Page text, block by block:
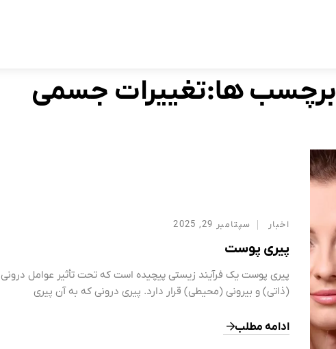
برچسب ها:تغییرات جسمی
اخبار سپتامبر 29, 2025
پیری پوست
پیری پوست یک فرآیند زیستی پیچیده است که تحت تأثیر عوامل درونی
(ذاتی) و بیرونی (محیطی) قرار دارد. پیری درونی که به آن پیری
تدریجی فعالیت سلولی است. در این حالت، بازسازی کراتینوسیت‌ها کند
ادامه مطلب